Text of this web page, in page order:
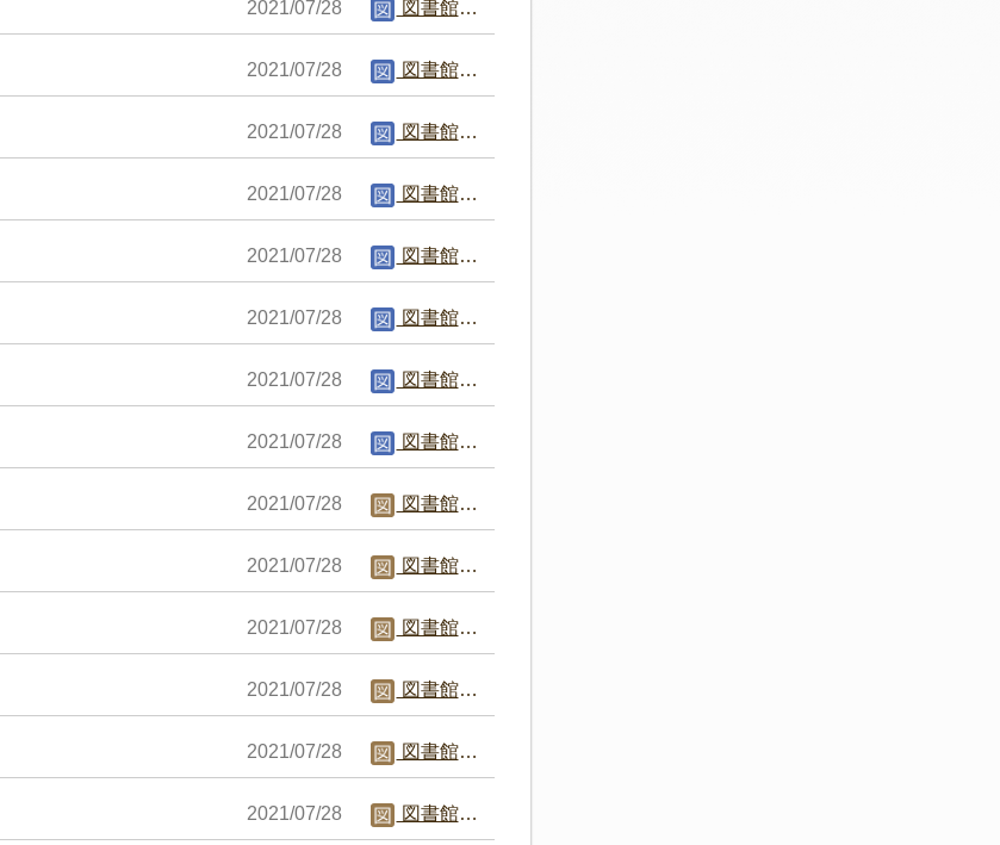
2021/07/28 図書館編集者
2021/07/28 図書館編集者
2021/07/28 図書館編集者
2021/07/28 図書館編集者
2021/07/28 図書館編集者
2021/07/28 図書館編集者
2021/07/28 図書館編集者
2021/07/28 図書館編集者
2021/07/28 図書館職員C
2021/07/28 図書館職員C
2021/07/28 図書館職員C
2021/07/28 図書館職員C
2021/07/28 図書館職員C
2021/07/28 図書館職員C